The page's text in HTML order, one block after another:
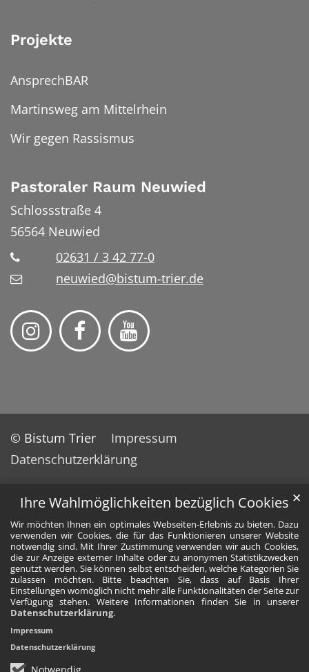
Ihre Wahlmöglichkeiten bezüglich Cookies
Wir möchten Ihnen ein optimales Webseiten-Erlebnis zu bieten. Dazu
verwenden wir Cookies, die für das Funktionieren unserer Website
notwendig sind. Mit Ihrer Zustimmung verwenden wir auch Cookies,
die zur Anzeige externer Inhalte oder zu anonymen Statistikzwecken
genutzt werden. Sie können selbst entscheiden, welche Kategorien Sie
zulassen möchten. Bitte beachten Sie, dass auf Basis Ihrer
Einstellungen womöglich nicht mehr alle Funktionalitäten der Seite zur
Verfügung stehen. Weitere Informationen finden Sie in unserer
Datenschutzerklärung.
Notwendig
✕
Impressum
Datenschutzerklärung
Projekte
AnsprechBAR
Martinsweg am Mittelrhein
Wir gegen Rassismus
Pastoraler Raum Neuwied
Schlossstraße 4
56564 Neuwied
02631 / 3 42 77-0
neuwied@bistum-trier.de
© Bistum Trier
Impressum
Datenschutzerklärung